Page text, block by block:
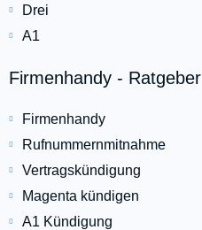
Drei
A1
Firmenhandy - Ratgeber
Firmenhandy
Rufnummernmitnahme
Vertragskündigung
Magenta kündigen
A1 Kündigung